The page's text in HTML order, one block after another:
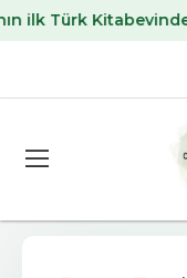
Türk Kitabevinden